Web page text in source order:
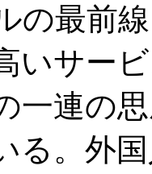
の最前
いサー
一連の
る。外